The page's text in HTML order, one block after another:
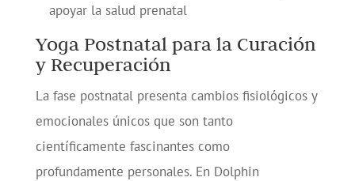
apoyar la salud prenatal
Yoga Postnatal para la Curación
y Recuperación
La fase postnatal presenta cambios fisiológicos y
emocionales únicos que son tanto
científicamente fascinantes como
profundamente personales.En Dolphin